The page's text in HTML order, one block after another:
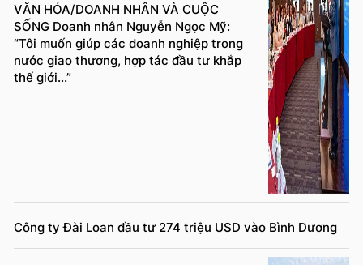
VĂN HÓA/DOANH NHÂN VÀ CUỘC
SỐNG Doanh nhân Nguyễn Ngọc Mỹ:
“Tôi muốn giúp các doanh nghiệp trong
nước giao thương, hợp tác đầu tư khắp
thế giới...”
Công ty Đài Loan đầu tư 274 triệu USD vào Bình Dương